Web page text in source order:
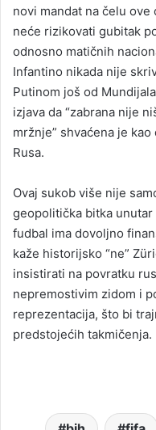
novi mandat na čelu
neće rizikovati gubitak
odnosno matičnih
Infantino nikada nije
Putinom još od
izjava da “zabrana nije
mržnje” shvaćena je
Rusa.
Ovaj sukob više nije
geopolitička bitka
fudbal ima dovoljno
kaže historijsko “ne”
insistirati na povratku
nepremostivim zidom i
reprezentacija, što bi
predstojećih takmičenja.